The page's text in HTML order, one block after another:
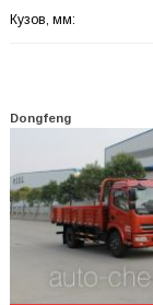
Кузов, мм:
Dongfeng